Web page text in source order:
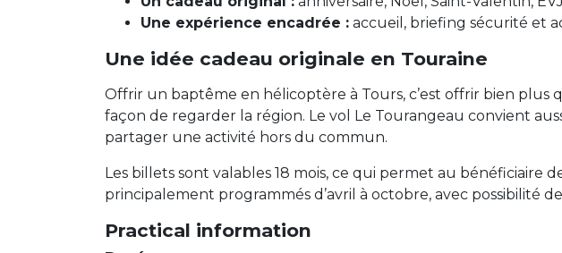
Une expérience encadrée : accueil, briefing sécurité et
Une idée cadeau originale en Touraine
Offrir un baptême en hélicoptère à Tours, c’est offrir bien
façon de regarder la région. Le vol Le Tourangeau convient
partager une activité hors du commun.
Les billets sont valables 18 mois, ce qui permet au bénéficiaire
principalement programmés d’avril à octobre, avec possibilité
Practical information